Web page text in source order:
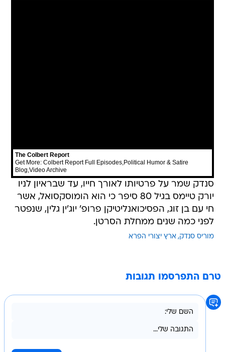
The Colbert Report
Get More:Colbert Report Full Episodes,Political Humor & Satire
Blog,Video Archive
סנדק שמר על פרטיותו לאורך חייו, עד שבראיון לניו
יורק טיימס בגיל 80 סיפר כי הוא הומוסקסואל, אשר
חי עם בן זוג, הפסיכואנליטיקן פרופ' יוג'ין גלין, שנפטר
לפני כמה שנים ממחלת הסרטן.
מוריס סנדק ארץ יצורי הפרא
טרם התפרסמו תגובות